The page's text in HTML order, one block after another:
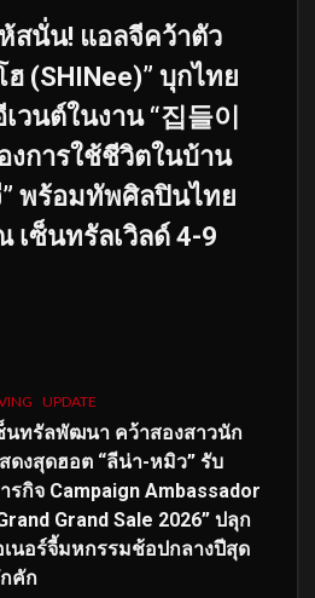
สนั่น! แอลจีคว้าตัว
(SHINee)” บุกไทย
นต์ในงาน “집들이
งการใช้ชีวิตในบ้าน
พร้อมทัพศิลปินไทย
เซ็นทรัลเวิลด์ 4-9
UPDATE
นทรัลพัฒนา คว้าสองสาวนัก
ดงสุดฮอต “ลีน่า-หมิว” รับ
รกิจ Campaign Ambassador
Grand Sale 2026” ปลุก
เนอร์จี้มหกรรมช้อปกลางปีสุด
คัก